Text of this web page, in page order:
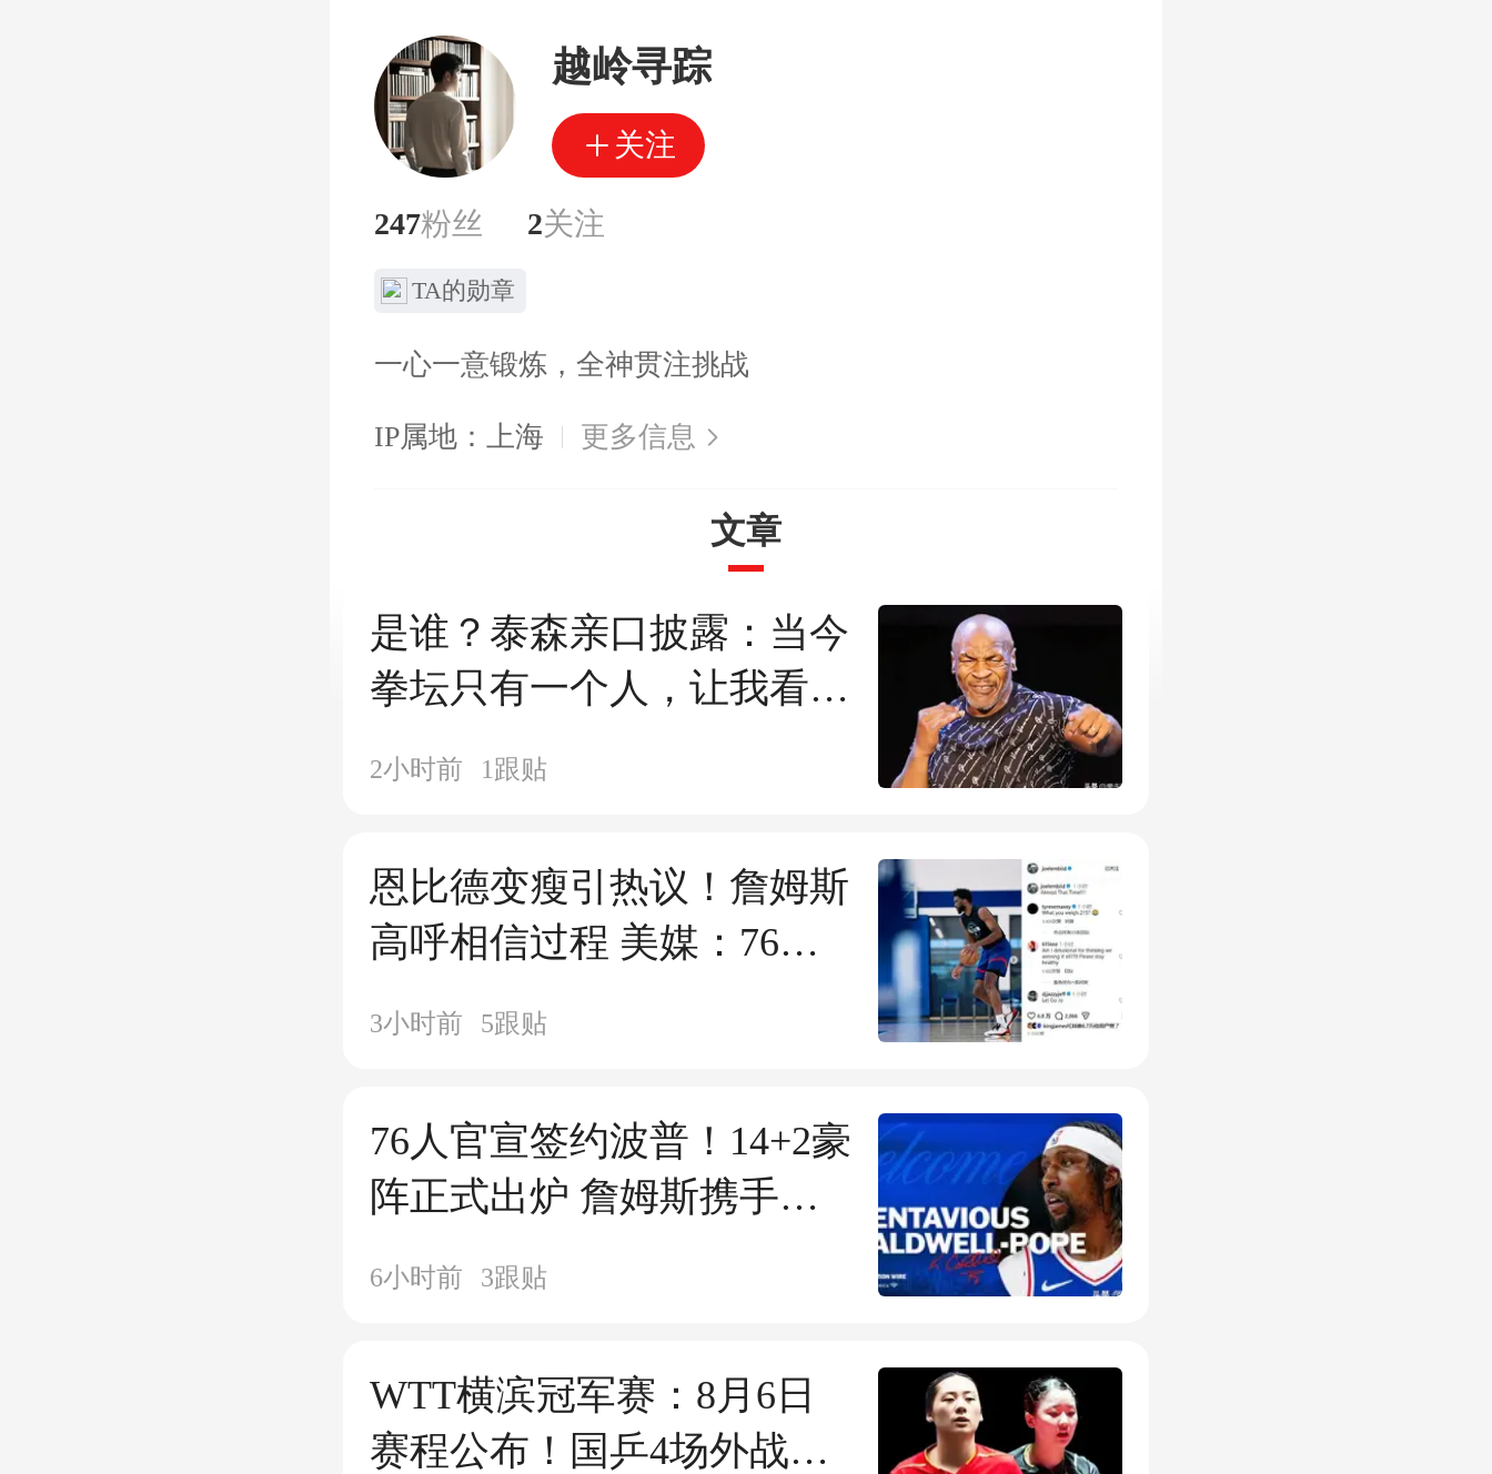
越岭寻踪
关注
247粉丝 2关注
TA的勋章
一心一意锻炼，全神贯注挑战
IP属地：上海 更多信息
文章
是谁？泰森亲口披露：当今
拳坛只有一个人，让我看到
了当年的自己
2小时前 1跟贴
恩比德变瘦引热议！詹姆斯
高呼相信过程 美媒：76人
要统治NBA了
3小时前 5跟贴
76人官宣签约波普！14+2豪
阵正式出炉 詹姆斯携手三
巨头剑指总冠
6小时前 3跟贴
WTT横滨冠军赛：8月6日
赛程公布！国乒4场外战，